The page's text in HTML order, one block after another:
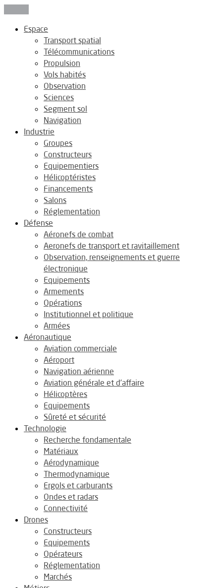
Espace
Transport spatial
Télécommunications
Propulsion
Vols habités
Observation
Sciences
Segment sol
Navigation
Industrie
Groupes
Constructeurs
Equipementiers
Hélicoptéristes
Financements
Salons
Réglementation
Défense
Aéronefs de combat
Aeronefs de transport et ravitaillement
Observation, renseignements et guerre
électronique
Equipements
Armements
Opérations
Institutionnel et politique
Armées
Aéronautique
Aviation commerciale
Aéroport
Navigation aérienne
Aviation générale et d’affaire
Hélicoptères
Equipements
Sûreté et sécurité
Technologie
Recherche fondamentale
Matériaux
Aérodynamique
Thermodynamique
Ergols et carburants
Ondes et radars
Connectivité
Drones
Constructeurs
Equipements
Opérateurs
Réglementation
Marchés